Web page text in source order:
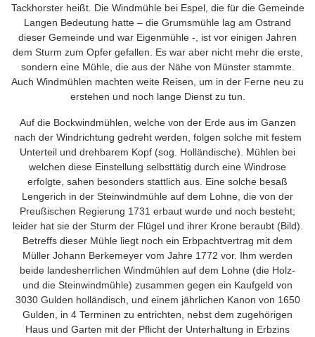
Tackhorster heißt. Die Windmühle bei Espel, die für die Gemeinde
Langen Bedeutung hatte – die Grumsmühle lag am Ostrand
dieser Gemeinde und war Eigenmühle -, ist vor einigen Jahren
dem Sturm zum Opfer gefallen. Es war aber nicht mehr die erste,
sondern eine Mühle, die aus der Nähe von Münster stammte.
Auch Windmühlen machten weite Reisen, um in der Ferne neu zu
erstehen und noch lange Dienst zu tun.
Auf die Bockwindmühlen, welche von der Erde aus im Ganzen
nach der Windrichtung gedreht werden, folgen solche mit festem
Unterteil und drehbarem Kopf (sog. Holländische). Mühlen bei
welchen diese Einstellung selbsttätig durch eine Windrose
erfolgte, sahen besonders stattlich aus. Eine solche besaß
Lengerich in der Steinwindmühle auf dem Lohne, die von der
Preußischen Regierung 1731 erbaut wurde und noch besteht;
leider hat sie der Sturm der Flügel und ihrer Krone beraubt (Bild).
Betreffs dieser Mühle liegt noch ein Erbpachtvertrag mit dem
Müller Johann Berkemeyer vom Jahre 1772 vor. Ihm werden
beide landesherrlichen Windmühlen auf dem Lohne (die Holz-
und die Steinwindmühle) zusammen gegen ein Kaufgeld von
3030 Gulden holländisch, und einem jährlichen Kanon von 1650
Gulden, in 4 Terminen zu entrichten, nebst dem zugehörigen
Haus und Garten mit der Pflicht der Unterhaltung in Erbzins